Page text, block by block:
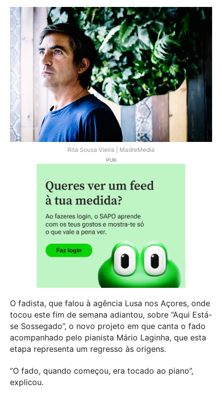
Rita Sousa Vieira | MadreMedia
O fadista, que falou à agência Lusa nos Açores, onde
tocou este fim de semana adiantou, sobre “Aqui Está-
se Sossegado”, o novo projeto em que canta o fado
acompanhado pelo pianista Mário Laginha, que esta
etapa representa um regresso às origens.
“O fado, quando começou, era tocado ao piano”,
explicou.